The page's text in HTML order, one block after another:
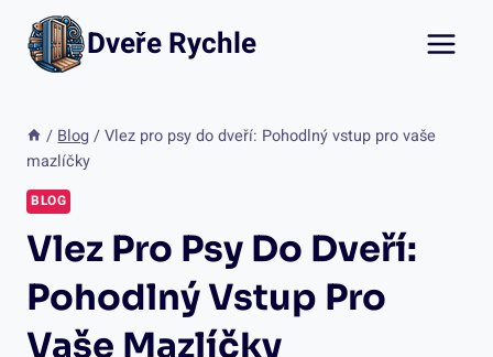
Přeskočit
obsah
Dveře Rychle
/ Blog / Vlez pro psy do dveří: Pohodlný vstup pro vaše
mazlíčky
BLOG
Vlez Pro Psy Do Dveří:
Pohodlný Vstup Pro
Vaše Mazlíčky